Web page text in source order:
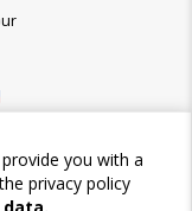
you with a
privacy policy